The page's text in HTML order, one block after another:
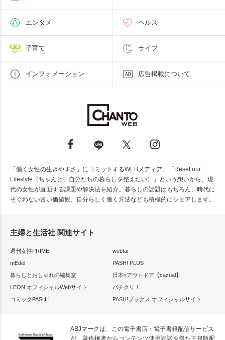
エンタメ ヘルス
子育て ライフ
インフォメーション 広告掲載について
「働く女性の生きやすさ」にコミットするWEBメディア。「Reset our
Lifestyle（ちゃんと、自分たちの暮らしを整えたい）」という想いから、現
代の女性が直面する課題や解決法を紹介。暮らしの話題はもちろん、時代に
そぐわない古い価値観、自分らしく働く方法なども積極的にシェアします。
主婦と生活社 関連サイト
週刊女性PRIME
web!ar
mEdel
PASH! PLUS
暮らしとおしゃれの編集室
日本×アウトドア【cazual】
LEON オフィシャルWebサイト
パチクリ！
コミックPASH！
PASH!ブックス オフィシャルサイト
ABJマークは、この電子書店・電子書籍配信サービス
が、著作権者からコンテンツ使用許諾を得た正規版配